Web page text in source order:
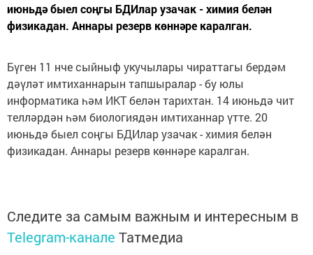
июньдә быел соңгы БДИлар узачак - химия белән
физикадан. Аннары резерв көннәре каралган.
Бүген 11 нче сыйныф укучылары чираттагы бердәм
дәүләт имтиханнарын тапшыралар - бу юлы
информатика һәм ИКТ белән тарихтан. 14 июньдә чит
телләрдән һәм биологиядән имтиханнар үтте. 20
июньдә быел соңгы БДИлар узачак - химия белән
физикадан. Аннары резерв көннәре каралган.
Следите за самым важным и интересным в
Telegram-канале Татмедиа